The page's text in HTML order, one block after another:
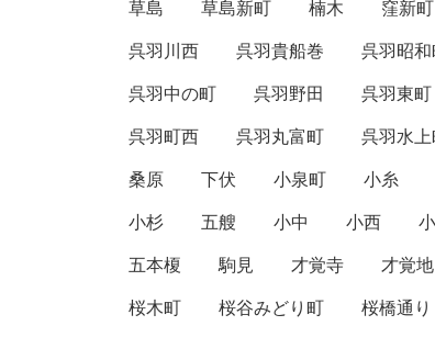
草島
草島新町 楠木 窪新町
呉羽川西
呉羽貴船巻 呉羽昭
呉羽中の町
呉羽野田 呉羽東町
呉羽町西
呉羽丸富町 呉羽水
桑原
下伏 小泉町 小糸
小杉
五艘 小中 小西
五本榎
駒見 才覚寺 才覚地
桜木町
桜谷みどり町 桜橋通り